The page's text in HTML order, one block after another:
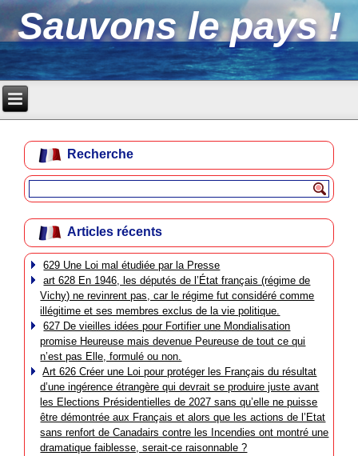
Sauvons le pays !
Recherche
Articles récents
629 Une Loi mal étudiée par la Presse
art 628 En 1946, les députés de l’État français (régime de
Vichy) ne revinrent pas, car le régime fut considéré comme
illégitime et ses membres exclus de la vie politique.
627 De vieilles idées pour Fortifier une Mondialisation
promise Heureuse mais devenue Peureuse de tout ce qui
n’est pas Elle, formulé ou non.
Art 626 Créer une Loi pour protéger les Français du résultat
d’une ingérence étrangère qui devrait se produire juste avant
les Elections Présidentielles de 2027 sans qu’elle ne puisse
être démontrée aux Français et alors que les actions de l’Etat
sans renfort de Canadairs contre les Incendies ont montré une
dramatique faiblesse, serait-ce raisonnable ?